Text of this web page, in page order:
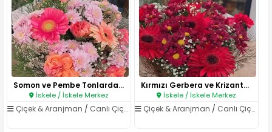
Somon ve Pembe Tonlarda Karışı..
İskele / İskele Merkez
Çiçek & Aranjman / Canlı Çiçekler
Kırmızı Gerbera ve Krizantem B..
İskele / İskele Merkez
Çiçek & Aranjman / Canlı Çiçekler